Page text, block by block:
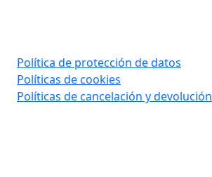
Política de protección de datos
Políticas de cookies
Políticas de cancelación y devolución